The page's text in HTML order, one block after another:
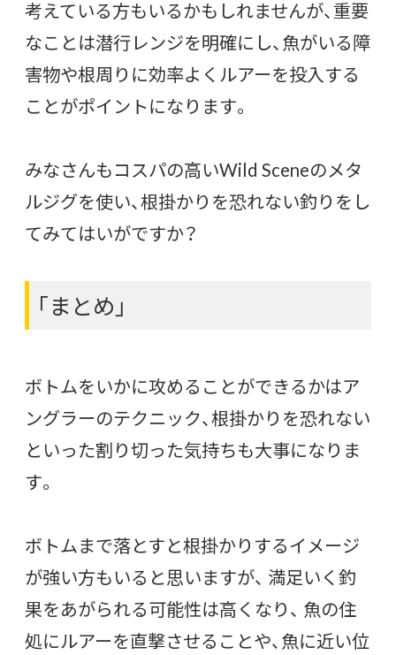
考えている方もいるかもしれませんが、重要
なことは潜行レンジを明確にし、魚がいる障
害物や根周りに効率よくルアーを投入する
ことがポイントになります。
みなさんもコスパの高いWild Sceneのメタ
ルジグを使い、根掛かりを恐れない釣りをし
てみてはいがですか？
「まとめ」
ボトムをいかに攻めることができるかはア
ングラーのテクニック、根掛かりを恐れない
といった割り切った気持ちも大事になりま
す。
ボトムまで落とすと根掛かりするイメージ
が強い方もいると思いますが、 満足いく釣
果をあがられる可能性は高くなり、 魚の住
処にルアーを直撃させることや、魚に近い位